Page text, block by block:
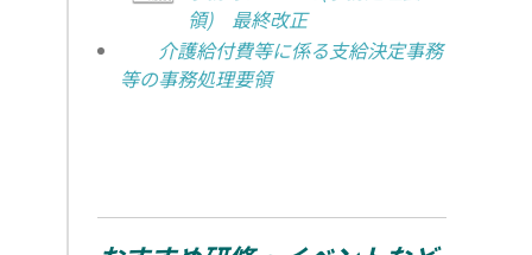
領) 最終改正
介護給付費等に係る支給決定事務
等の事務処理要領